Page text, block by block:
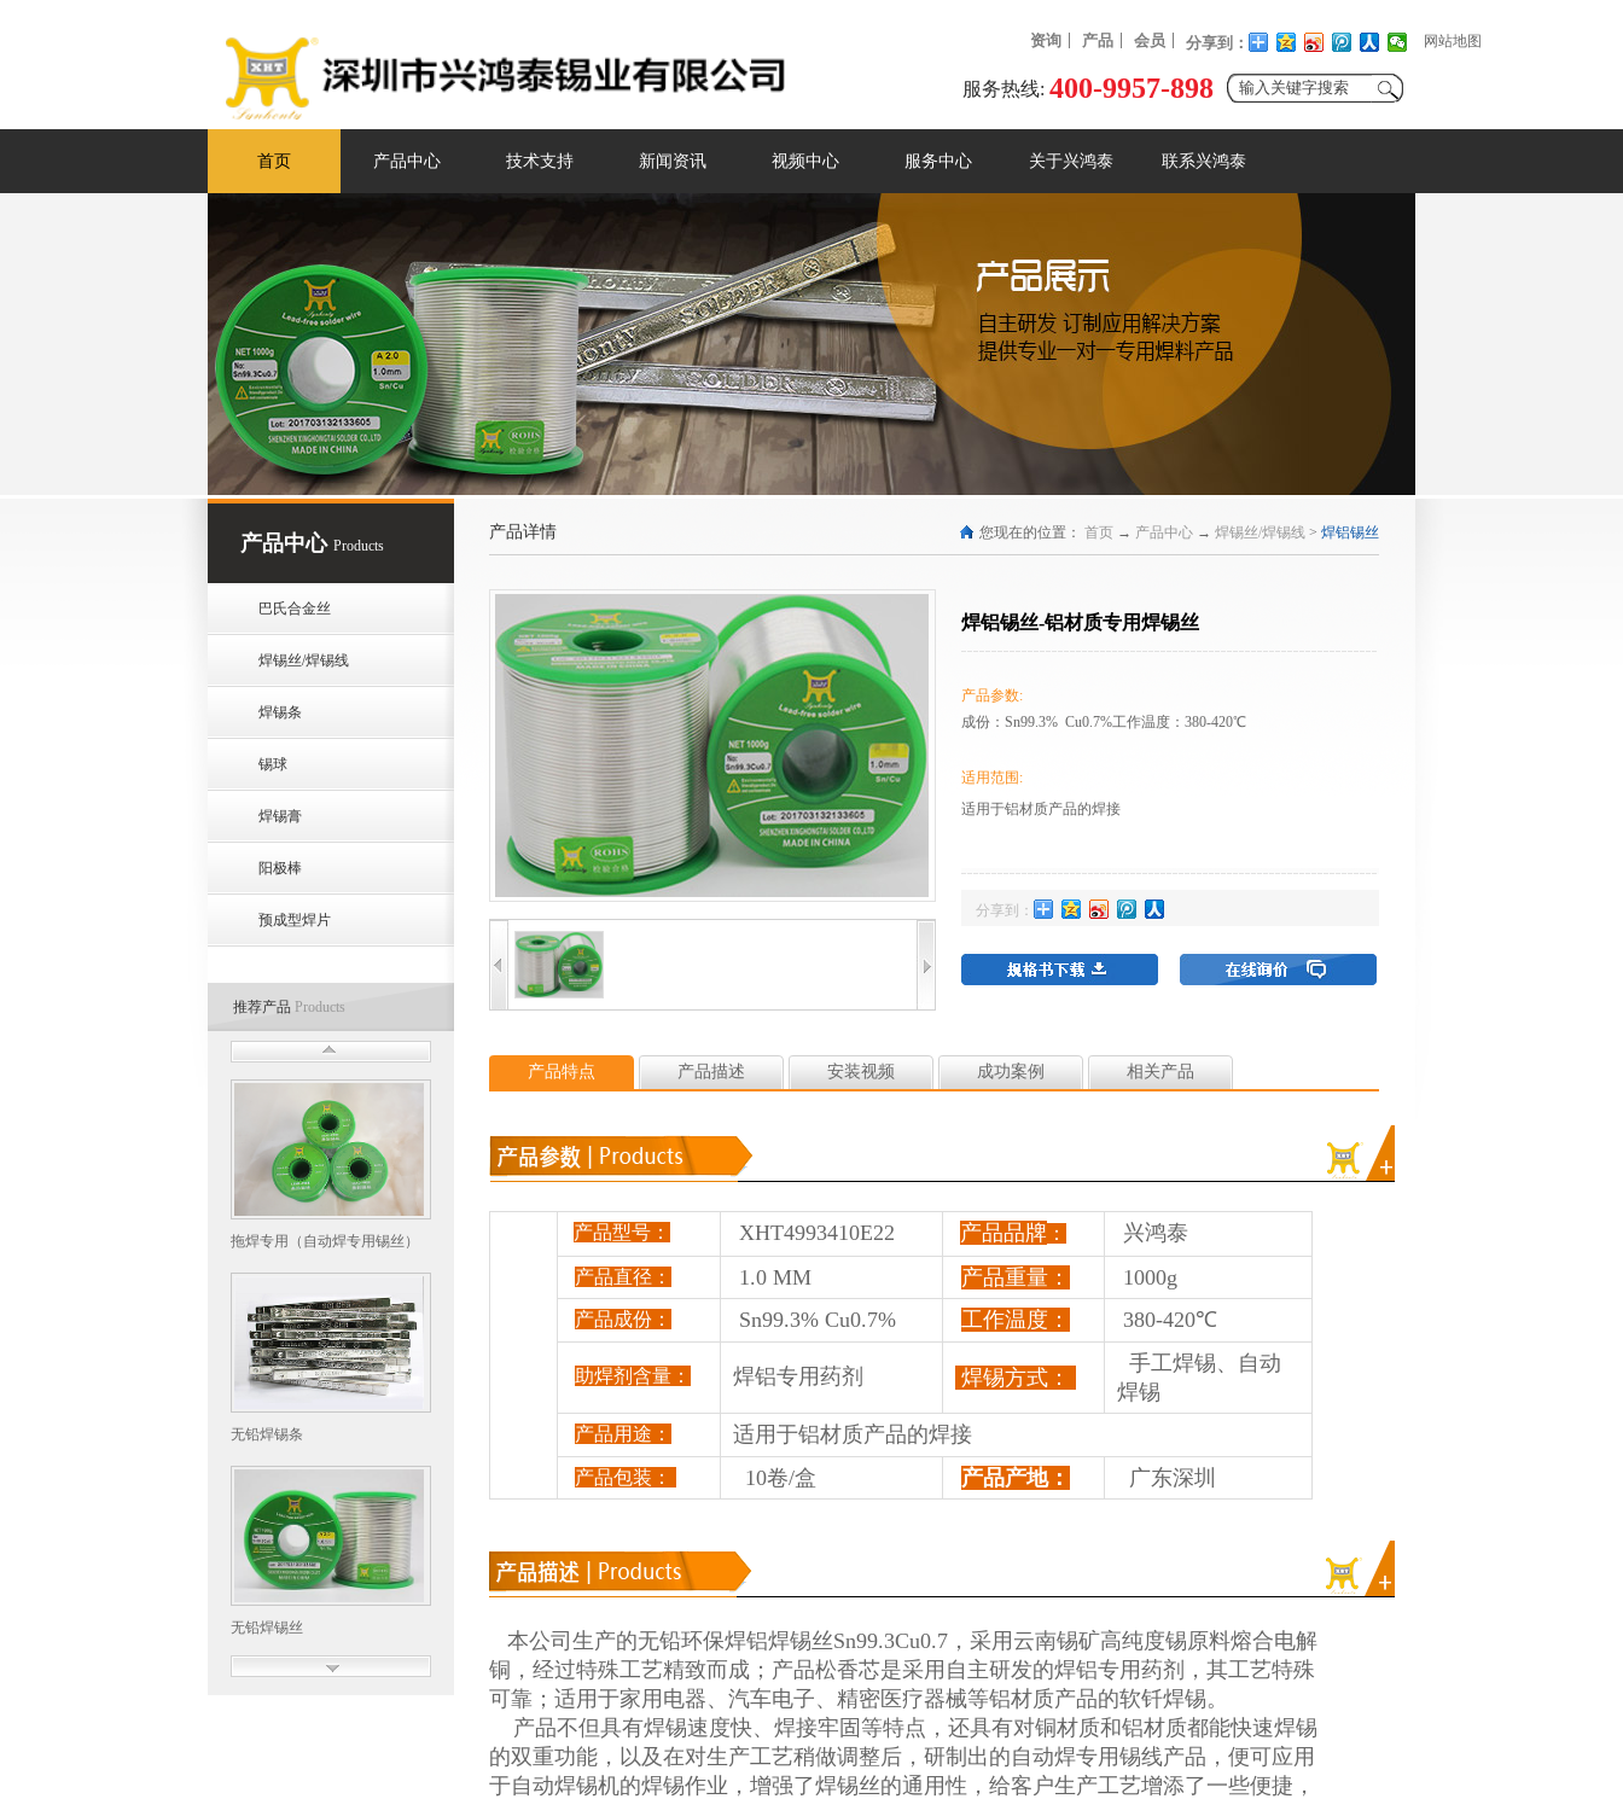
网站地图
资询 产品 会员 分享到：
服务热线: 400-9957-898
首页 产品中心 技术支持 新闻资讯 视频中心 服务中心 关于兴鸿泰 联系兴鸿泰
产品中心 Products
巴氏合金丝
焊锡丝/焊锡线
焊锡条
锡球
焊锡膏
阳极棒
预成型焊片
推荐产品 Products
拖焊专用（自动焊专用锡丝）
无铅焊锡条
无铅焊锡丝
产品详情 您现在的位置： 首页 → 产品中心 → 焊锡丝/焊锡线 > 焊铝锡丝
焊铝锡丝-铝材质专用焊锡丝
产品参数:
成份：Sn99.3% Cu0.7%工作温度：380-420℃
适用范围:
适用于铝材质产品的焊接
分享到：
产品特点 产品描述 安装视频 成功案例 相关产品
产品型号 ： XHT4993410E22 产品品牌 ： 兴鸿泰
产品直径： 1.0 MM 产品重量： 1000g
产品成份： Sn99.3% Cu0.7% 工作温度： 380-420℃
助焊剂含量： 焊铝专用药剂 焊锡方式：
手工焊锡、自动
焊锡
产品用途： 适用于铝材质产品的焊接
产品包装： 10卷/盒 产品产地： 广东深圳
本公司生产的无铅环保焊铝焊锡丝Sn99.3Cu0.7，采用云南锡矿高纯度锡原料熔合电解
铜，经过特殊工艺精致而成；产品松香芯是采用自主研发的焊铝专用药剂，其工艺特殊
可靠；适用于家用电器、汽车电子、精密医疗器械等铝材质产品的软钎焊锡。
产品不但具有焊锡速度快、焊接牢固等特点，还具有对铜材质和铝材质都能快速焊锡
的双重功能，以及在对生产工艺稍做调整后，研制出的自动焊专用锡线产品，便可应用
于自动焊锡机的焊锡作业，增强了焊锡丝的通用性，给客户生产工艺增添了一些便捷，